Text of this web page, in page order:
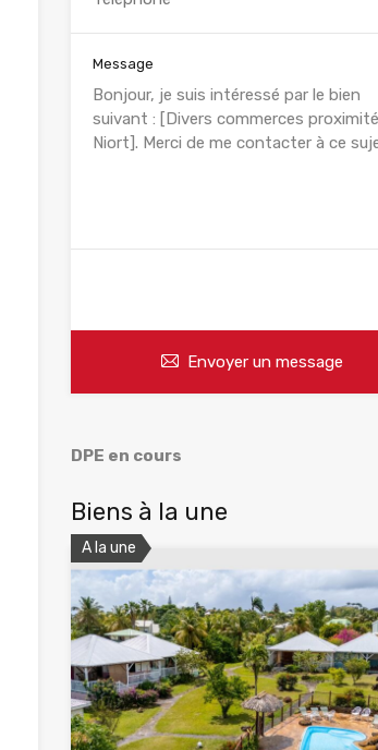
Message
Envoyer un message
DPE en cours
Biens à la une
A la une